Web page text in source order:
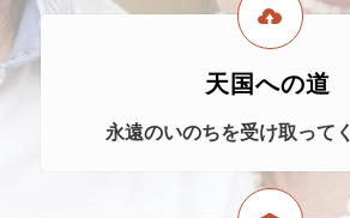
天国への道
永遠のいのちを受け取って